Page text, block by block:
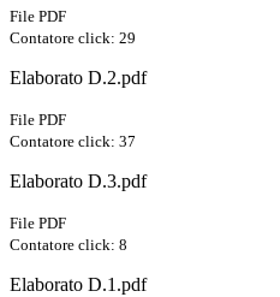
File PDF
Contatore click: 29
Elaborato D.2.pdf
File PDF
Contatore click: 37
Elaborato D.3.pdf
File PDF
Contatore click: 8
Elaborato D.1.pdf